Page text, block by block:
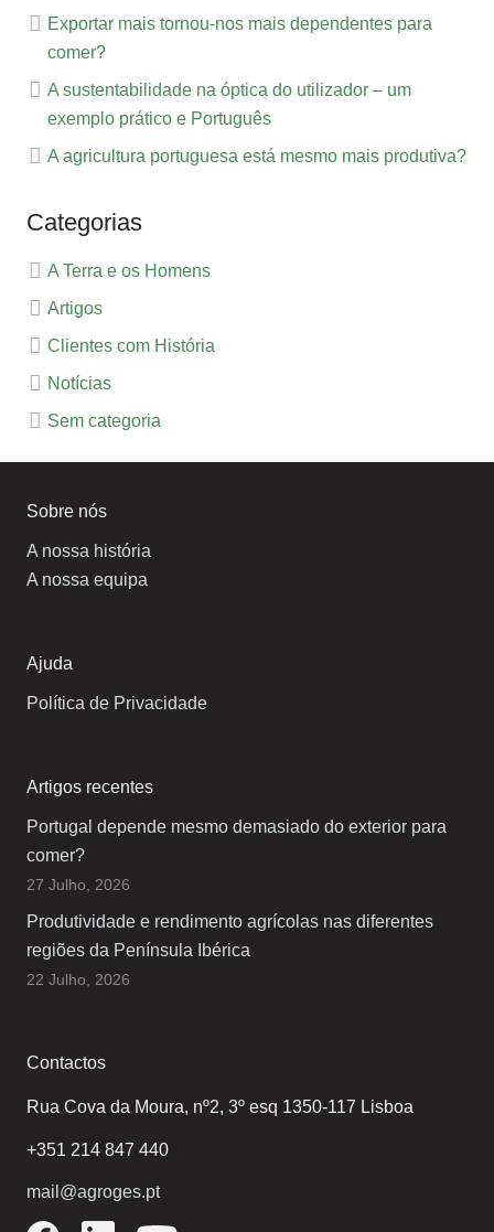
Exportar mais tornou-nos mais dependentes para
comer?
A sustentabilidade na óptica do utilizador – um
exemplo prático e Português
A agricultura portuguesa está mesmo mais produtiva?
Categorias
A Terra e os Homens
Artigos
Clientes com História
Notícias
Sem categoria
Sobre nós
A nossa história
A nossa equipa
Ajuda
Política de Privacidade
Artigos recentes
Portugal depende mesmo demasiado do exterior para
comer?
27 Julho, 2026
Produtividade e rendimento agrícolas nas diferentes
regiões da Península Ibérica
22 Julho, 2026
Contactos
Rua Cova da Moura, nº2, 3º esq 1350-117 Lisboa
+351 214 847 440
mail@agroges.pt